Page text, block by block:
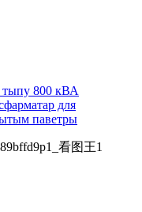
тыпу 800 кВА
для
паветры